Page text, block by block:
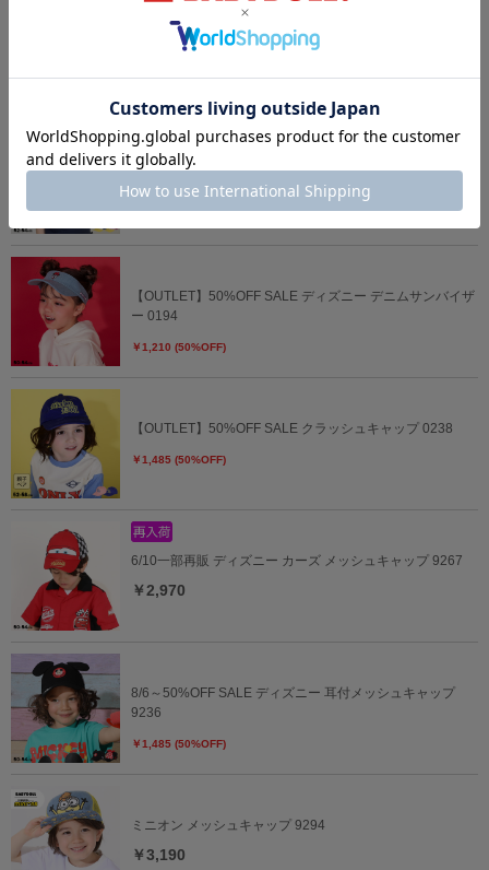
【OUTLET】20%OFF SALE ディズニー 刺繍メッシュキャ
ップ 0481
￥2,376 (20%OFF)
8/6～50%OFF SALE ディズニー なりきるメッシュキャッ
プ 0234
￥1,485 (50%OFF)
【OUTLET】50%OFF SALE ディズニー デニムサンバイザ
ー 0194
￥1,210 (50%OFF)
【OUTLET】50%OFF SALE クラッシュキャップ 0238
￥1,485 (50%OFF)
6/10一部再販 ディズニー カーズ メッシュキャップ 9267
￥2,970
8/6～50%OFF SALE ディズニー 耳付メッシュキャップ
9236
￥1,485 (50%OFF)
ミニオン メッシュキャップ 9294
￥3,190